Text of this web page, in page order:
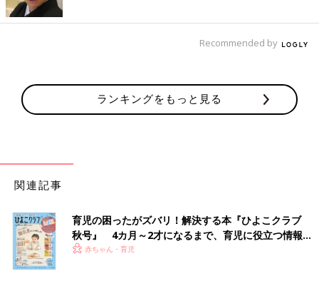
Recommended by
ランキングをもっと見る
関連記事
育児の困ったがズバリ！解決する本『ひよこクラブ
秋号』 4カ月～2才になるまで、育児に役立つ情報が
いっぱい！
赤ちゃん・育児